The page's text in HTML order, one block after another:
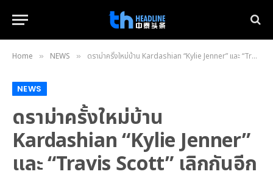
Home » NEWS » ดราม่าครั้งใหม่บ้าน Kardashian “Kylie Jenner” และ “Travis Scott” เลิกกันอีกรอบ!!!
NEWS
ดราม่าครั้งใหม่บ้าน
Kardashian “Kylie Jenner”
และ “Travis Scott” เลิกกันอีก